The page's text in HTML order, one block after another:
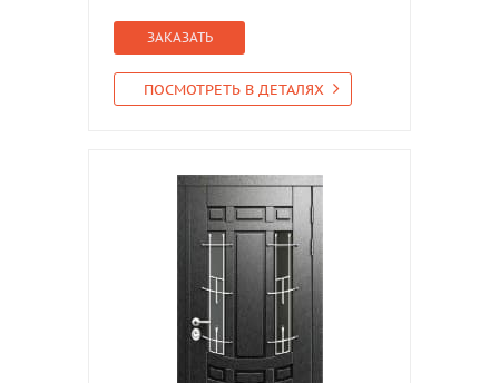
ЗАКАЗАТЬ
ПОСМОТРЕТЬ В ДЕТАЛЯХ